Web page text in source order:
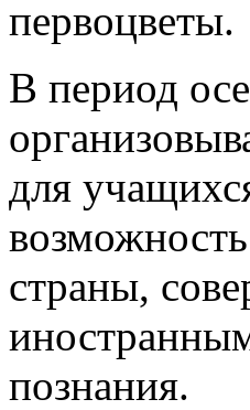
первоцветы.
В период
для
страны,
познания.